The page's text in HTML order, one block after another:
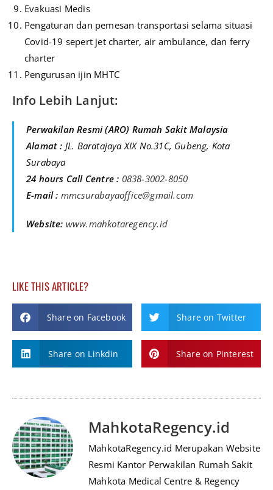
Evakuasi Medis
Pengaturan dan pemesan transportasi selama situasi
Covid-19 sepert jet charter, air ambulance, dan ferry
charter
Pengurusan ijin MHTC
Info Lebih Lanjut:
Perwakilan Resmi (ARO) Rumah Sakit Malaysia
Alamat : JL. Baratajaya XIX No.31C, Gubeng, Kota
Surabaya
24 hours Call Centre : 0838-3002-8050
E-mail : mmcsurabayaoffice@gmail.com
Website: www.mahkotaregency.id
LIKE THIS ARTICLE?
Share on Facebook Share on Twitter
Share on Linkdin Share on Pinterest
MahkotaRegency.id
MahkotaRegency.id Merupakan Website
Resmi Kantor Perwakilan Rumah Sakit
Mahkota Medical Centre & Regency